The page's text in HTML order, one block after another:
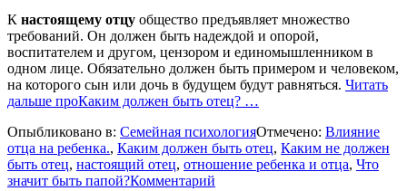
К настоящему отцу общество предъявляет множество
требований. Он должен быть надеждой и опорой,
воспитателем и другом, цензором и единомышленником в
одном лице. Обязательно должен быть примером и человеком,
на которого сын или дочь в будущем будут равняться. Читать
дальше проКаким должен быть отец? …
Опыбликовано в: Семейная психологияОтмечено: Влияние
отца на ребенка., Каким должен быть отец, Каким не должен
быть отец, настоящий отец, отношение ребенка и отца, Что
значит быть папой?Комментарий